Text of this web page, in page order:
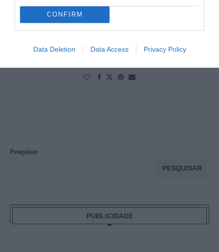
CONFIRM
Data Deletion Data Access Privacy Policy
Portugal.
Pesquisar
PESQUISAR
PUBLICIDADE